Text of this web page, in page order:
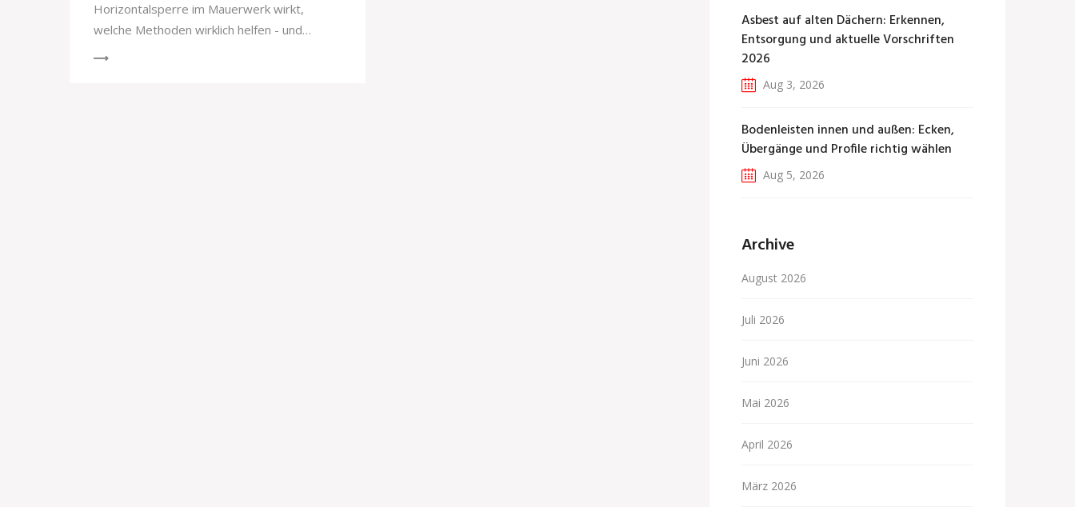
Horizontalsperre im Mauerwerk wirkt,
welche Methoden wirklich helfen - und
Asbest auf alten Dächern: Erkennen,
Entsorgung und aktuelle Vorschriften
2026
Aug 3, 2026
Bodenleisten innen und außen: Ecken,
Übergänge und Profile richtig wählen
Aug 5, 2026
Archive
August 2026
Juli 2026
Juni 2026
Mai 2026
April 2026
März 2026